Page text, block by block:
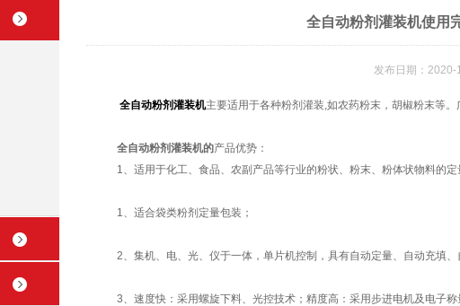
全自动粉剂灌装机使用
发布日期：
全自动粉剂灌装机主要适用于各种粉剂灌装,如农药粉末，胡椒粉末等
全自动粉剂灌装机的产品优势：
1、适用于化工、食品、农副产品等行业的粉状、粉末、粉体状物料的定
1、适合袋类粉剂定量包装；
2、集机、电、光、仪于一体，单片机控制，具有自动定量、自动充填、
3、速度快：采用螺旋下料、光控技术；精度高：采用步进电机及电子称